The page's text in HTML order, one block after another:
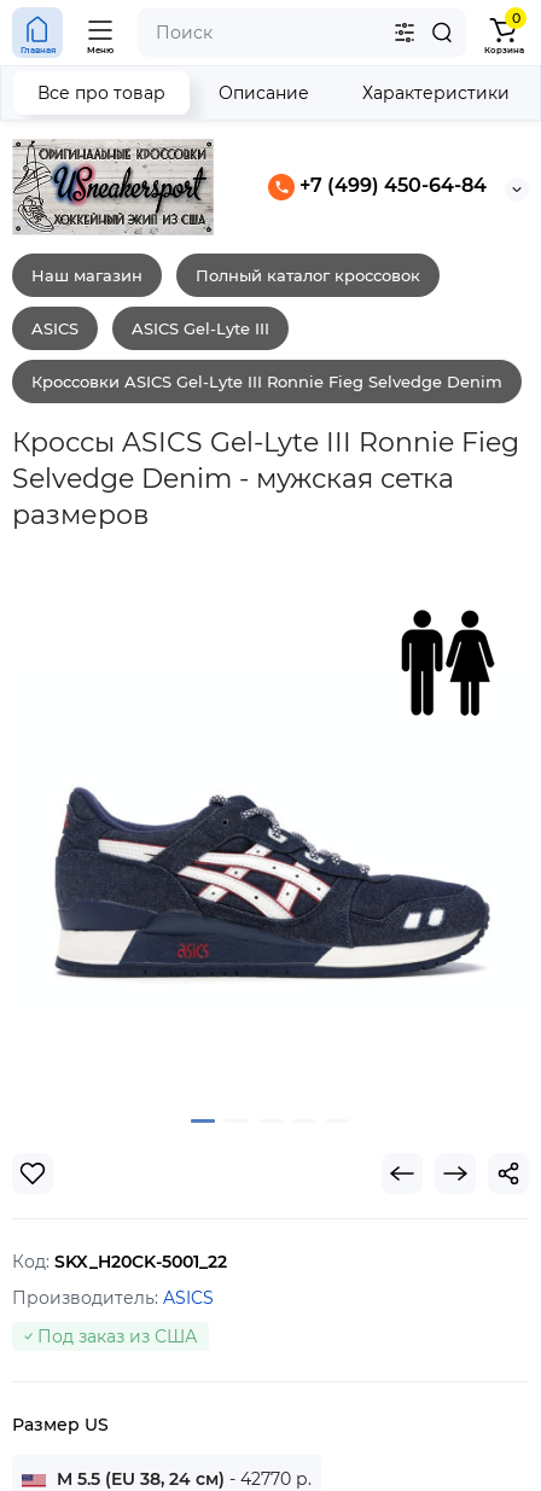
+7 (499) 450-64-84
Главная Меню
0
Корзина
Наш магазин Полный каталог кроссовок
ASICS ASICS Gel-Lyte III
Кроссовки ASICS Gel-Lyte III Ronnie Fieg Selvedge Denim
Кроссы ASICS Gel-Lyte III Ronnie Fieg
Selvedge Denim - мужская сетка
размеров
Все про товар Описание Характеристики
Код: SKX_H20CK-5001_22
Производитель: ASICS
Под заказ из США
Размер US
M 5.5 (EU 38, 24 см) - 42770 р.